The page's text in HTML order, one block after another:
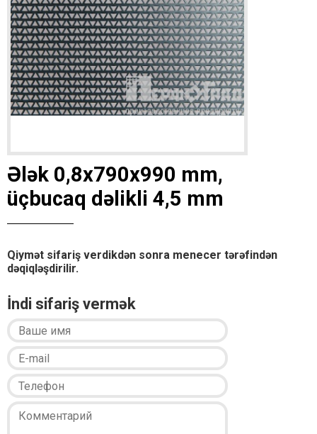
Ələk 0,8x790x990 mm,
üçbucaq dəlikli 4,5 mm
Qiymət sifariş verdikdən sonra menecer tərəfindən
dəqiqləşdirilir.
İndi sifariş vermək